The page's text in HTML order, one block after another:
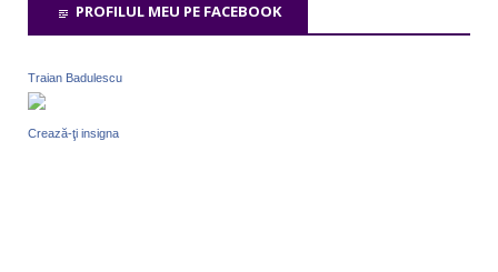
PROFILUL MEU PE FACEBOOK
Traian Badulescu
Crează-ţi insigna